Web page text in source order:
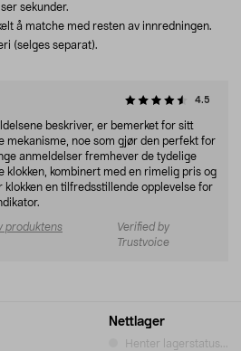
Nettlager
Henter lagerstatus...
sekunder.
å matche med resten av innredningen.
(selges separat).
4.5
beskriver, er bemerket for sitt
mekanisme, noe som gjør den perfekt for
anmeldelser fremhever de tydelige
klokken, kombinert med en rimelig pris og
klokken en tilfredsstillende opplevelse for
produktens
Verified by
Trustvoice